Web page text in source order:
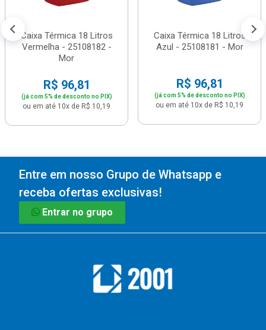
Caixa Térmica 18 Litros
Vermelha - 25108182 -
Mor
R$ 96,81
(já com 5% de desconto no PIX)
ou em até 10x de R$ 10,19
Caixa Térmica 18 Litros
Azul - 25108181 - Mor
R$ 96,81
(já com 5% de desconto no PIX)
ou em até 10x de R$ 10,19
Entre em nosso Grupo de Whatsapp e
receba ofertas exclusivas!
Entrar no grupo